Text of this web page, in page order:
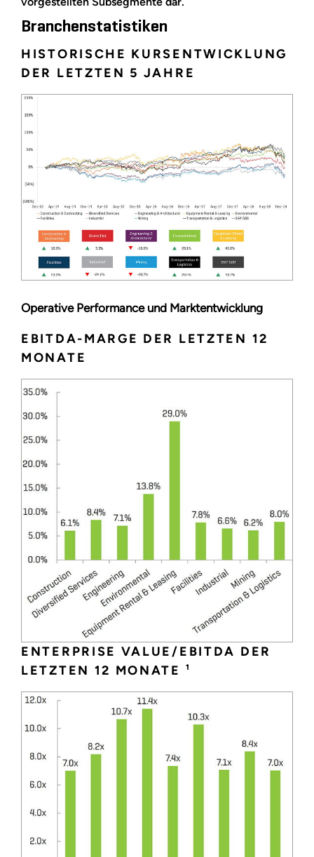
Branchenstatistiken
HISTORISCHE KURSENTWICKLUNG
DER LETZTEN 5 JAHRE
Operative Performance und Marktentwicklung
EBITDA-MARGE DER LETZTEN 12
MONATE
ENTERPRISE VALUE/EBITDA DER
LETZTEN 12 MONATE ¹